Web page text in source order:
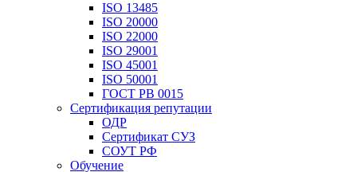
ISO 13485
ISO 20000
ISO 22000
ISO 29001
ISO 45001
ISO 50001
ГОСТ РВ 0015
Сертификация репутации
ОДР
Сертификат СУЗ
СОУТ РФ
Обучение